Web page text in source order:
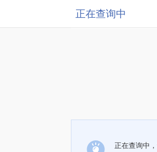
正在查询中
正在查询中